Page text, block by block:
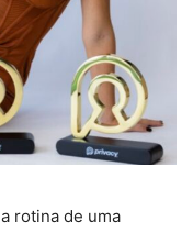
a rotina de uma